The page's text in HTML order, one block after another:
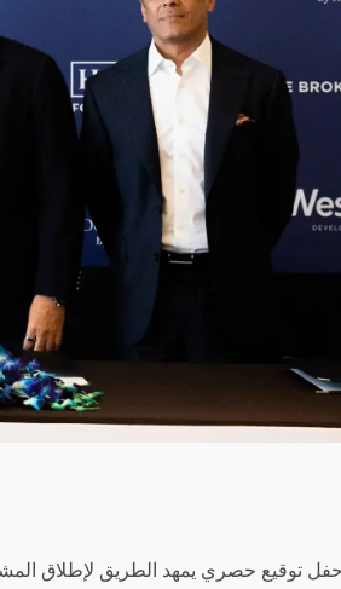
حفل توقيع حصري يمهد الطريق لإطلاق